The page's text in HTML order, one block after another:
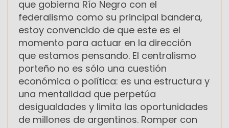
que gobierna Río Negro con el
federalismo como su principal bandera,
estoy convencido de que este es el
momento para actuar en la dirección
que estamos pensando. El centralismo
porteño no es sólo una cuestión
económica o política: es una estructura y
una mentalidad que perpetúa
desigualdades y limita las oportunidades
de millones de argentinos. Romper con